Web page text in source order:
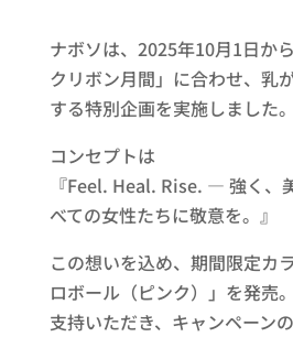
ナボソは、2025年10月1日か
クリボン月間」に合わせ、乳
する特別企画を実施しました。
コンセプトは
『Feel. Heal. Rise. — 強く、
べての女性たちに敬意を。』
この想いを込め、期間限定カ
ロボール（ピンク）」を発売
支持いただき、キャンペーン